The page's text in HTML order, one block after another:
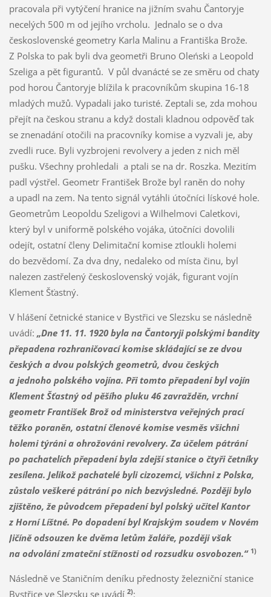
pracovala při vytýčení hranice na jižním svahu Čantoryje
necelých 500 m od jejího vrcholu. Jednalo se o dva
československé geometry Karla Malinu a Františka Brože.
Z Polska to pak byli dva geometři Bruno Oleński a Leopold
Szeliga a pět figurantů. V půl dvanácté se ze směru od chaty
pod horou Čantoryje blížila k pracovníkům skupina 16-18
mladých mužů. Vypadali jako turisté. Zeptali se, zda mohou
přejít na českou stranu a když dostali kladnou odpověď tak
se znenadání otočili na pracovníky komise a vyzvali je, aby
zvedli ruce. Byli vyzbrojeni revolvery a jeden z nich měl
pušku. Všechny prohledali a ptali se na dr. Roszka. Mezitím
padl výstřel. Geometr František Brože byl raněn do nohy
a upadl na zem. Na tento signál vytáhli útočníci lískové hole.
Geometrům Leopoldu Szeligovi a Wilhelmovi Caletkovi,
který byl v uniformě polského vojáka, útočníci dovolili
odejít, ostatní členy Delimitační komise ztloukli holemi
do bezvědomí. Za dva dny, nedaleko od místa činu, byl
nalezen zastřelený československý voják, figurant vojín
Klement Šťastný.
V hlášení četnické stanice v Bystřici ve Slezsku se následně
uvádí: „Dne 11. 11. 1920 byla na Čantoryji polskými bandity
přepadena rozhraničovací komise skládající se ze dvou
českých a dvou polských geometrů, dvou českých
a jednoho polského vojína. Při tomto přepadení byl vojín
Klement Šťastný od pěšího pluku 46 zavražděn, vrchní
geometr František Brož od ministerstva veřejných prací
těžko poraněn, ostatní členové komise vesměs všichni
holemi týráni a ohrožováni revolvery. Za účelem pátrání
po pachatelích přepadení byla zdejší stanice o čtyři četníky
zesílena. Jelikož pachatelé byli cizozemci, všichni z Polska,
zůstalo veškeré pátrání po nich bezvýsledné. Později bylo
zjištěno, že původcem přepadení byl polský učitel Kantor
z Horní Líštné. Po dopadení byl Krajským soudem v Novém
Jičíně odsouzen ke dvěma letům žaláře, později však
na odvolání zmateční stížnosti od rozsudku osvobozen.“ 1)
Následně ve Staničním deníku přednosty železniční stanice
Bystřice ve Slezsku se uvádí 2):